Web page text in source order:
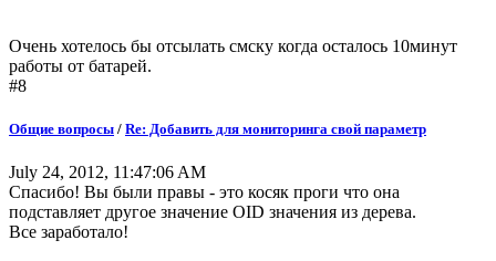
Очень хотелось бы отсылать смску когда осталось 10минут
работы от батарей.
#8
Общие вопросы / Re: Добавить для мониторинга свой параметр
July 24, 2012, 11:47:06 AM
Спасибо! Вы были правы - это косяк проги что она
подставляет другое значение OID значения из дерева.
Все заработало!